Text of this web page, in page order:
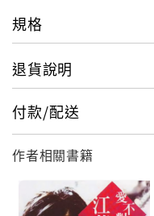
01. 博杯
02. 若不是你
04. 阿公的眠床腳
06. 無邊無岸
08. 花香
09. 知己
10. 愛哭的時陣
規格
退貨說明
付款/配送
作者相關書籍